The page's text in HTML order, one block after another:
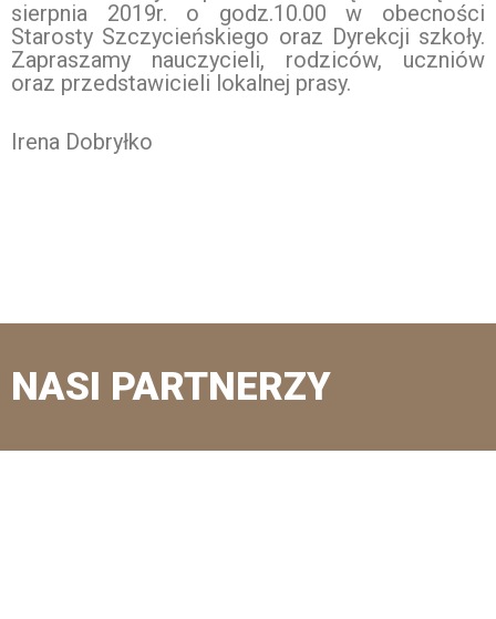
sierpnia 2019r. o godz.10.00 w obecności
Starosty Szczycieńskiego oraz Dyrekcji szkoły.
Zapraszamy nauczycieli, rodziców, uczniów
oraz przedstawicieli lokalnej prasy.
Irena Dobryłko
NASI PARTNERZY